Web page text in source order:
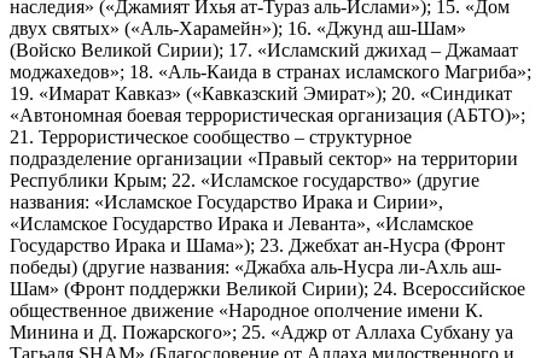
наследия» («Джамият Ихья ат-Тураз аль-Ислами»); 15. «Дом
двух святых» («Аль-Харамейн»); 16. «Джунд аш-Шам»
(Войско Великой Сирии); 17. «Исламский джихад – Джамаат
моджахедов»; 18. «Аль-Каида в странах исламского Магриба»;
19. «Имарат Кавказ» («Кавказский Эмират»); 20. «Синдикат
«Автономная боевая террористическая организация (АБТО)»;
21. Террористическое сообщество – структурное
подразделение организации «Правый сектор» на территории
Республики Крым; 22. «Исламское государство» (другие
названия: «Исламское Государство Ирака и Сирии»,
«Исламское Государство Ирака и Леванта», «Исламское
Государство Ирака и Шама»); 23. Джебхат ан-Нусра (Фронт
победы) (другие названия: «Джабха аль-Нусра ли-Ахль аш-
Шам» (Фронт поддержки Великой Сирии); 24. Всероссийское
общественное движение «Народное ополчение имени К.
Минина и Д. Пожарского»; 25. «Аджр от Аллаха Субхану уа
Тагьаля SHAM» (Благословение от Аллаха милоственного и